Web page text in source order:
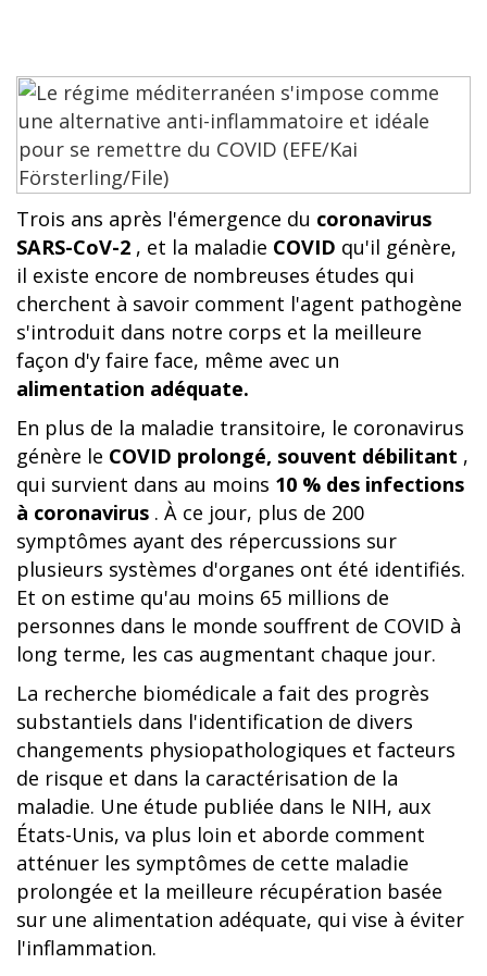
Trois ans après l'émergence du coronavirus
SARS-CoV-2 , et la maladie COVID qu'il génère,
il existe encore de nombreuses études qui
cherchent à savoir comment l'agent pathogène
s'introduit dans notre corps et la meilleure
façon d'y faire face, même avec un
alimentation adéquate.
En plus de la maladie transitoire, le coronavirus
génère le COVID prolongé, souvent débilitant ,
qui survient dans au moins 10 % des infections
à coronavirus . À ce jour, plus de 200
symptômes ayant des répercussions sur
plusieurs systèmes d'organes ont été identifiés.
Et on estime qu'au moins 65 millions de
personnes dans le monde souffrent de COVID à
long terme, les cas augmentant chaque jour.
La recherche biomédicale a fait des progrès
substantiels dans l'identification de divers
changements physiopathologiques et facteurs
de risque et dans la caractérisation de la
maladie. Une étude publiée dans le NIH, aux
États-Unis, va plus loin et aborde comment
atténuer les symptômes de cette maladie
prolongée et la meilleure récupération basée
sur une alimentation adéquate, qui vise à éviter
l'inflammation.